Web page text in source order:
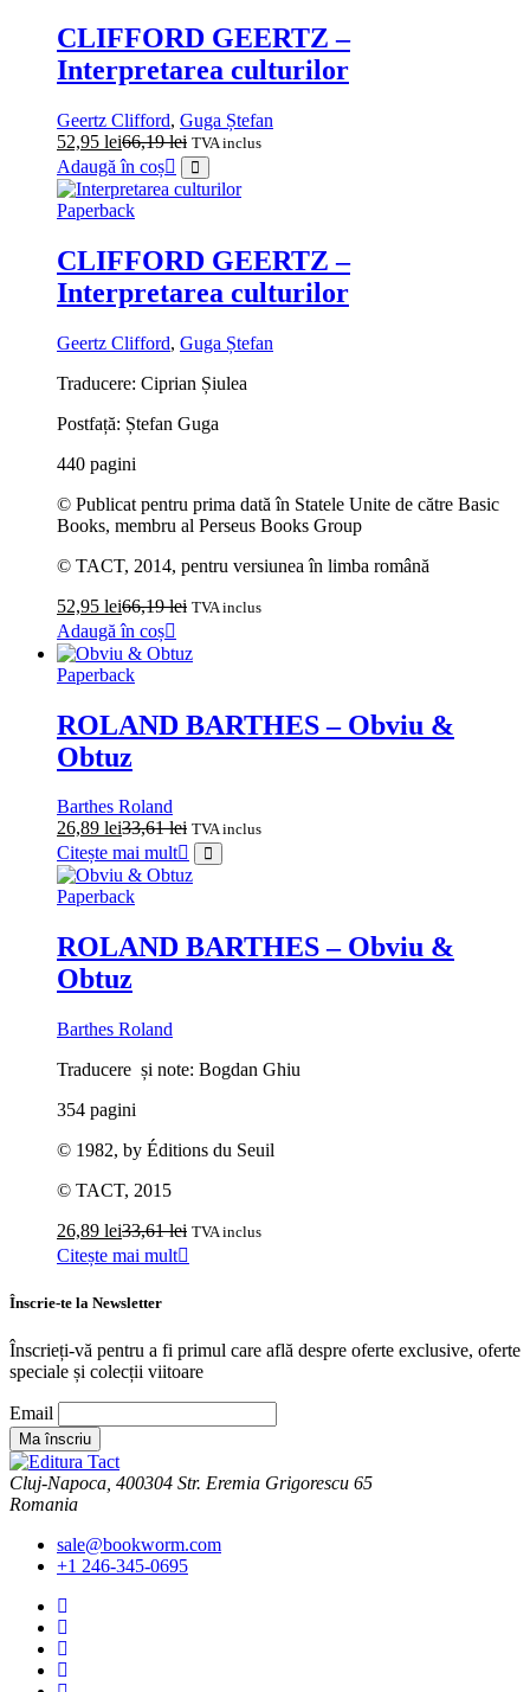
CLIFFORD GEERTZ –
Interpretarea culturilor
Geertz Clifford, Guga Ștefan
52,95 lei66,19lei TVA inclus
Adaugă în coș
Paperback
CLIFFORD GEERTZ –
Interpretarea culturilor
Geertz Clifford, Guga Ștefan
Traducere: Ciprian Șiulea
Postfață: Ștefan Guga
440 pagini
© Publicat pentru prima dată în Statele Unite de către Basic
Books, membru al Perseus Books Group
© TACT, 2014, pentru versiunea în limba română
52,95 lei66,19lei TVA inclus
Adaugă în coș
Paperback
ROLAND BARTHES – Obviu &
Obtuz
Barthes Roland
26,89 lei33,61lei TVA inclus
Citește mai mult
Paperback
ROLAND BARTHES – Obviu &
Obtuz
Barthes Roland
Traducere și note: Bogdan Ghiu
354 pagini
© 1982, by Éditions du Seuil
© TACT, 2015
26,89 lei33,61lei TVA inclus
Citește mai mult
Înscrie-te la Newsletter
Înscrieți-vă pentru a fi primul care află despre oferte exclusive, oferte
speciale și colecții viitoare
Email
Cluj-Napoca, 400304 Str. Eremia Grigorescu 65
Romania
sale@bookworm.com
+1 246-345-0695